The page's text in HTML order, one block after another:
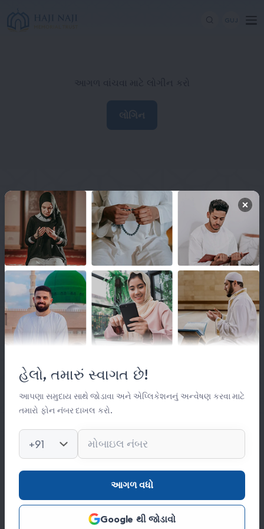
GUJ
લોગિન
Haji Naji Memorial Trust
લિંક્સ
સંસ્થા વિષે
સંપર્ક
કિતાબ લાઈબ્રેરી
ફોટો ગેલેરી
સંપર્ક
0278 251 0056
hajinajitrust@gmail.com
હેલો, તમારું સ્વાગત છે!
આપણા સમુદાય સાથે જોડાવા અને એપ્લિકેશનનું અન્વેષણ કરવા માટે
તમારો ફોન નંબર દાખલ કરો.
+91
આગળ વધો
Google થી જોડાવો